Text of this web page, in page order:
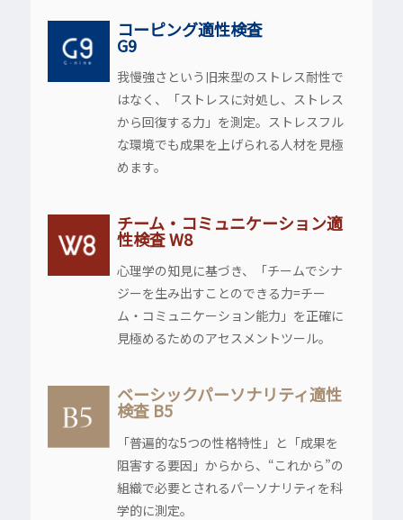
コーピング適性検査
G9
我慢強さという旧来型のストレス耐性で
はなく、「ストレスに対処し、ストレス
から回復する力」を測定。ストレスフル
な環境でも成果を上げられる人材を見極
めます。
チーム・コミュニケーション適
性検査 W8
心理学の知見に基づき、「チームでシナ
ジーを生み出すことのできる力=チー
ム・コミュニケーション能力」を正確に
見極めるためのアセスメントツール。
ベーシックパーソナリティ適性
検査 B5
「普遍的な5つの性格特性」と「成果を
阻害する要因」からから、“これから”の
組織で必要とされるパーソナリティを科
学的に測定。